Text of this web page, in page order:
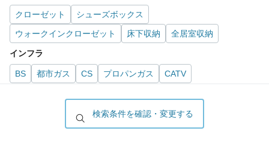
検索条件を確認・変更する
クローゼット
シューズボックス
ウォークインクローゼット
床下収納 全居室収納
インフラ
BS 都市ガス CS プロパンガス
CATV